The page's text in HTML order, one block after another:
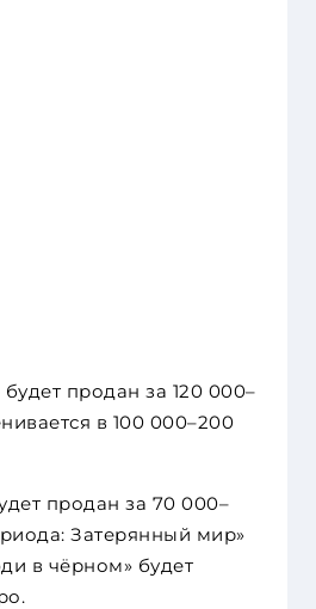
продан за 120 000–
в 100 000–200
продан за 70 000–
Затерянный мир»
в чёрном» будет